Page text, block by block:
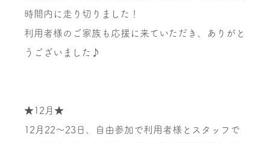
時間内に走り切りました！
利用者様のご家族も応援に来ていただき、ありがと
うございました♪
★12月★
12月22～23日、自由参加で利用者様とスタッフで